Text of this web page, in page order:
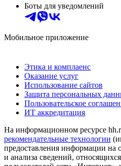
Боты для уведомлений
Мобильное приложение
Этика и комплаенс
Оказание услуг
Использование сайтов
Защита персональных
Пользовательское
ИТ аккредитация
На информационном ресурсе
рекомендательные технологии
предоставления информации на
и анализа сведений,